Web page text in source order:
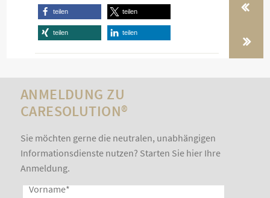
teilen teilen
teilen teilen
ANMELDUNG ZU
CARESOLUTION®
Sie möchten gerne die neutralen, unabhängigen
Informationsdienste nutzen? Starten Sie hier Ihre
Anmeldung.
Vorname*